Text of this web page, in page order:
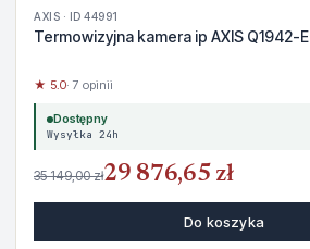
AXIS · ID 44991
Termowizyjna kamera ip AXIS Q1942-E
★ 5.0· 7 opinii
Dostępny
Wysyłka 24h
35 149,00 zł29 876,65 zł
Do koszyka